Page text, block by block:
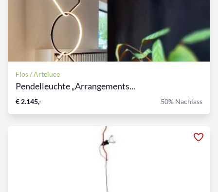
Flos / Arteluce
Pendelleuchte „Arrangements...
€ 2.145,- 50% Nachlass